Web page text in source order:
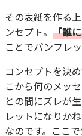
その表紙を作る
ンセプト。 「誰
ことでパンフレ
コンセプトを決
こから何のメッ
との間にズレが
レットになりか
なのです。ここ